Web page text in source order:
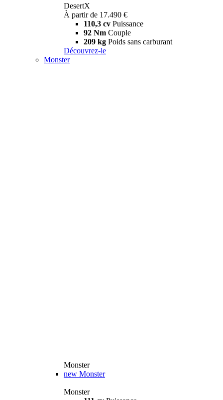
DesertX
À partir de 17.490 €
110,3 cv Puissance
92 Nm Couple
209 kg Poids sans carburant
Découvrez-le
Monster
Monster
new Monster
Monster